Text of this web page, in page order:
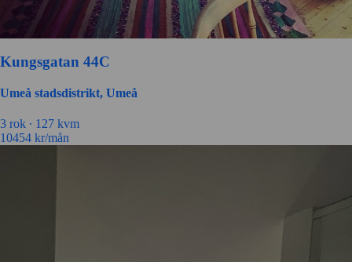
Kungsgatan 44C
Umeå stadsdistrikt, Umeå
3 rok ∙ 127 kvm
10454 kr/mån